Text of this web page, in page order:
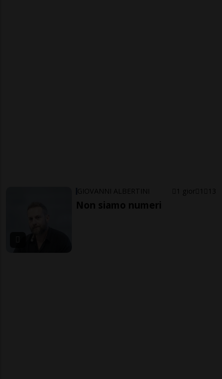
GIOVANNI ALBERTINI 1 gior 1 13
Non siamo numeri